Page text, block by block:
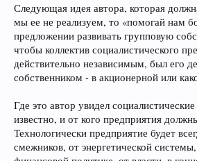
Следующая идея автора, которая
мы ее не реализуем, то «помогай нам
предложении развивать групповую
чтобы коллектив социалистического
действительно независимым, был его
собственником - в акционерной или
Где это автор увидел
известно, и от кого предприятия
Технологически предприятие будет
смежников, от энергетической